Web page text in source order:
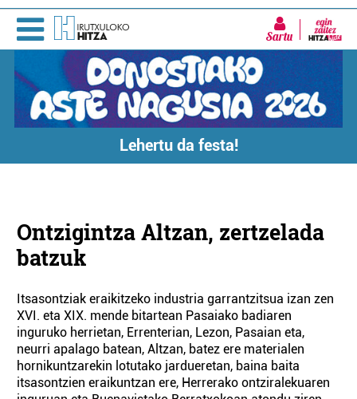
Sartu
Lehertu da festa!
Ontzigintza Altzan, zertzelada
batzuk
Itsasontziak eraikitzeko industria garrantzitsua izan zen
XVI. eta XIX. mende bitartean Pasaiako badiaren
inguruko herrietan, Errenterian, Lezon, Pasaian eta,
neurri apalago batean, Altzan, batez ere materialen
hornikuntzarekin lotutako jardueretan, baina baita
itsasontzien eraikuntzan ere, Herrerako ontziralekuaren